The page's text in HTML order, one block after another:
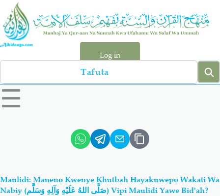
Skip
main
content
Log in
Search
left
sidebar
☰
Hadiyth
Aqiydah Manhaj
Maulidi: Maneno Kwenye Khutbah Hayakuwepo Wakati Wa
Nabiy (صَلَّى اللهُ عَلَيْهِ وَآلِهِ وَسَلَّم) Vipi Maulidi Yawe Bid'ah?